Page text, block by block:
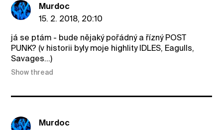
Murdoc
15. 2. 2018, 20:10
já se ptám - bude nějaký pořádný a řízný POST
PUNK? (v historii byly moje highlity IDLES, Eagulls,
Savages...)
Show thread
Murdoc